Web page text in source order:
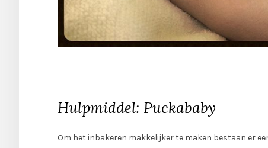
Hulpmiddel: Puckababy
Om het inbakeren makkelijker te maken bestaan er